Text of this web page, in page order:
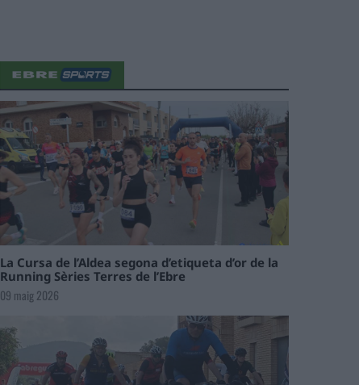
La Cursa de l’Aldea segona d’etiqueta d’or de la
Running Sèries Terres de l’Ebre
09 maig 2026